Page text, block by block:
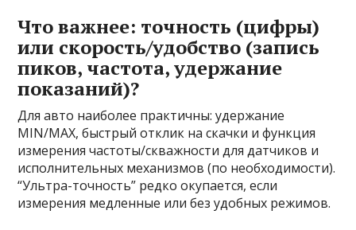
Что важнее: точность (цифры)
или скорость/удобство (запись
пиков, частота, удержание
показаний)?
Для авто наиболее практичны: удержание
MIN/MAX, быстрый отклик на скачки и функция
измерения частоты/скважности для датчиков и
исполнительных механизмов (по необходимости).
“Ультра-точность” редко окупается, если
измерения медленные или без удобных режимов.